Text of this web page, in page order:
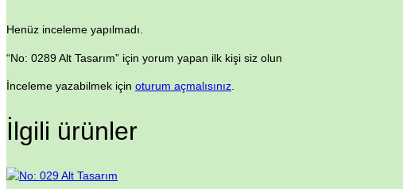
Henüz inceleme yapılmadı.
“No: 0289 Alt Tasarım” için yorum yapan ilk kişi siz olun
İnceleme yazabilmek için oturum açmalısınız
İlgili ürünler